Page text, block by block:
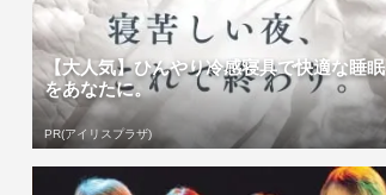
【大人気】ひんやり冷感寝具で快適な睡眠
をあなたに。
PR(アイリスプラザ)